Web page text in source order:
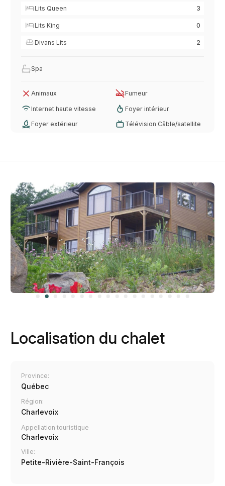
Lits Queen 3
Lits King 0
Divans Lits 2
Spa
Animaux Fumeur
Internet haute vitesse Foyer intérieur
Foyer extérieur Télévision Câble/satellite
Localisation du chalet
Province:
Québec
Région:
Charlevoix
Appellation touristique
Charlevoix
Ville:
Petite-Rivière-Saint-François